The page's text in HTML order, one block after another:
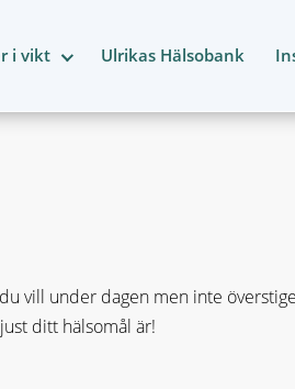
i vikt Ulrikas Hälsobank
vill under dagen men inte
ditt hälsomål är!